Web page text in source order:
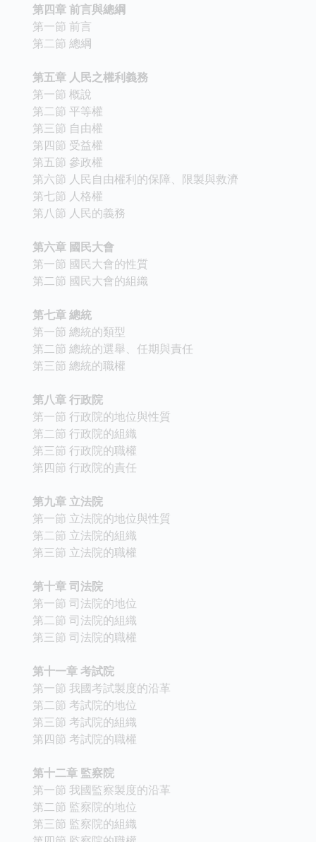
第四章 前言與總綱
第一節 前言
第二節 總綱
第五章 人民之權利義務
第一節 概說
第二節 平等權
第三節 自由權
第四節 受益權
第五節 參政權
第六節 人民自由權利的保障、限製與救濟
第七節 人格權
第八節 人民的義務
第六章 國民大會
第一節 國民大會的性質
第二節 國民大會的組織
第七章 總統
第一節 總統的類型
第二節 總統的選舉、任期與責任
第三節 總統的職權
第八章 行政院
第一節 行政院的地位與性質
第二節 行政院的組織
第三節 行政院的職權
第四節 行政院的責任
第九章 立法院
第一節 立法院的地位與性質
第二節 立法院的組織
第三節 立法院的職權
第十章 司法院
第一節 司法院的地位
第二節 司法院的組織
第三節 司法院的職權
第十一章 考試院
第一節 我國考試製度的沿革
第二節 考試院的地位
第三節 考試院的組織
第四節 考試院的職權
第十二章 監察院
第一節 我國監察製度的沿革
第二節 監察院的地位
第三節 監察院的組織